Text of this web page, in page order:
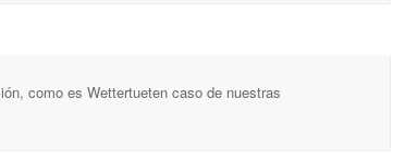
como es Wettertueten caso de nuestras